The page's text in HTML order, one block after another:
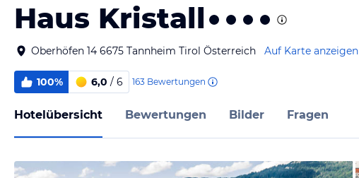
Haus Kristall
Oberhöfen 14 6675 Tannheim Tirol Österreich Auf Karte anzeigen
100% 6,0 / 6 163 Bewertungen
Hotelübersicht Bewertungen Bilder Fragen